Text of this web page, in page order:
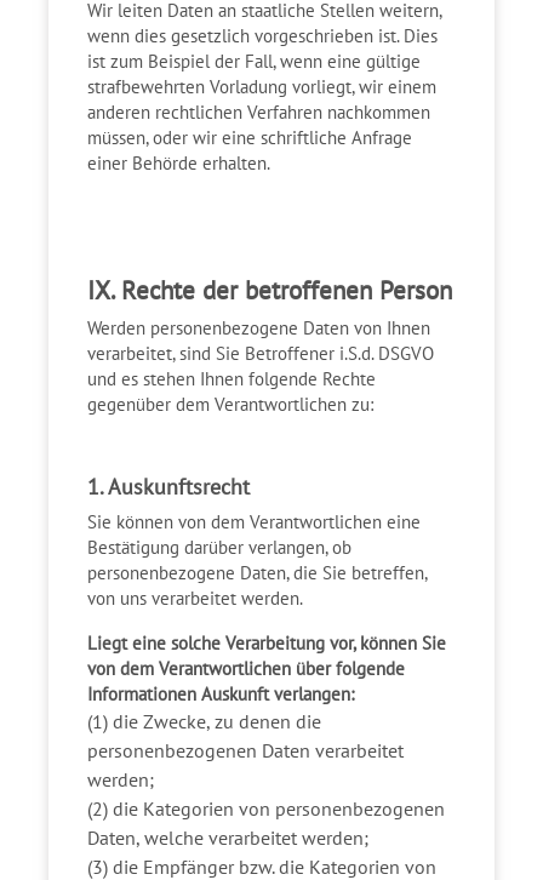
Wir leiten Daten an staatliche Stellen weitern,
wenn dies gesetzlich vorgeschrieben ist. Dies
ist zum Beispiel der Fall, wenn eine gültige
strafbewehrten Vorladung vorliegt, wir einem
anderen rechtlichen Verfahren nachkommen
müssen, oder wir eine schriftliche Anfrage
einer Behörde erhalten.
IX. Rechte der betroffenen Person
Werden personenbezogene Daten von Ihnen
verarbeitet, sind Sie Betroffener i.S.d. DSGVO
und es stehen Ihnen folgende Rechte
gegenüber dem Verantwortlichen zu:
1. Auskunftsrecht
Sie können von dem Verantwortlichen eine
Bestätigung darüber verlangen, ob
personenbezogene Daten, die Sie betreffen,
von uns verarbeitet werden.
Liegt eine solche Verarbeitung vor, können Sie
von dem Verantwortlichen über folgende
Informationen Auskunft verlangen:
(1) die Zwecke, zu denen die
personenbezogenen Daten verarbeitet
werden;
(2) die Kategorien von personenbezogenen
Daten, welche verarbeitet werden;
(3) die Empfänger bzw. die Kategorien von